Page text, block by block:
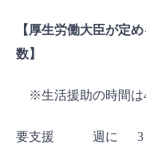
【厚生労働大臣が定
数】
※生活援助の時間は
要支援 週に 3